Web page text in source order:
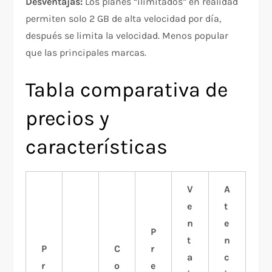
permiten solo 2 GB de alta velocidad por día,
después se limita la velocidad. Menos popular
que las principales marcas.​
Tabla comparativa de
precios y
características
P
r
C
o
P
r
e
V
e
n
t
a
A
t
e
n
c